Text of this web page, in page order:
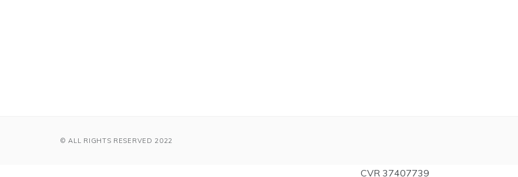
© ALL RIGHTS RESERVED 2022
CVR 37407739